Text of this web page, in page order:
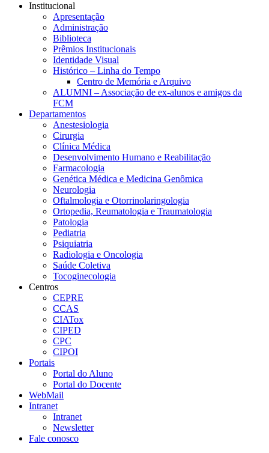
Institucional
Apresentação
Administração
Biblioteca
Prêmios Institucionais
Identidade Visual
Histórico – Linha do Tempo
Centro de Memória e Arquivo
ALUMNI – Associação de ex-alunos e amigos da
FCM
Departamentos
Anestesiologia
Cirurgia
Clínica Médica
Desenvolvimento Humano e Reabilitação
Farmacologia
Genética Médica e Medicina Genômica
Neurologia
Oftalmologia e Otorrinolaringologia
Ortopedia, Reumatologia e Traumatologia
Patologia
Pediatria
Psiquiatria
Radiologia e Oncologia
Saúde Coletiva
Tocoginecologia
Centros
CEPRE
CCAS
CIATox
CIPED
CPC
CIPOI
Portais
Portal do Aluno
Portal do Docente
WebMail
Intranet
Intranet
Newsletter
Fale conosco